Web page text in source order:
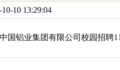
10-10 13:29:04
国铝业集团有限公司校园招聘